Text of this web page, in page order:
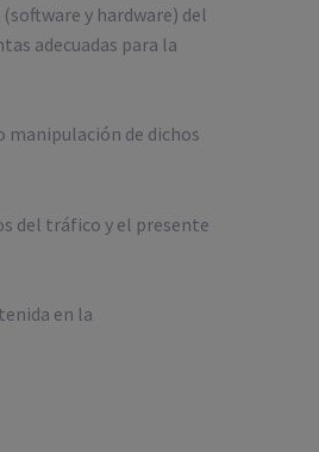
y hardware) del
adecuadas para la
manipulación de dichos
del tráfico y el presente
en la